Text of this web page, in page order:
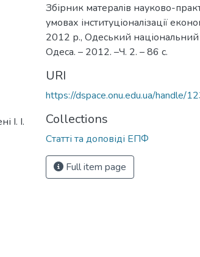
І. І.
Збірник матералів науково-
умовах інституціоналізації
2012 р., Одеський національний
Одеса. – 2012. –Ч. 2. – 86 с.
URI
https://dspace.onu.edu.ua/handle/
Collections
Статті та доповіді ЕПФ
Full item page